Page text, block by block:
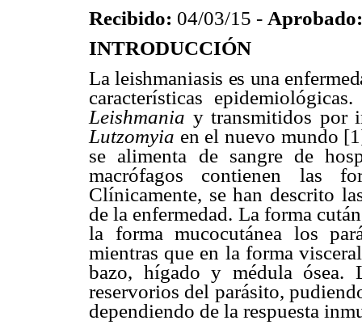
Recibido: 04/03/15 -
INTRODUCCIÓN
La leishmaniasis es una
características
Leishmania y transmitidos por
Lutzomyia en el nuevo mundo
se alimenta de sangre de
macrófagos contienen las
Clínicamente, se han descrito
de la enfermedad. La forma
la forma mucocutánea los
mientras que en la forma
bazo, hígado y médula ósea.
reservorios del parásito,
dependiendo de la respuesta